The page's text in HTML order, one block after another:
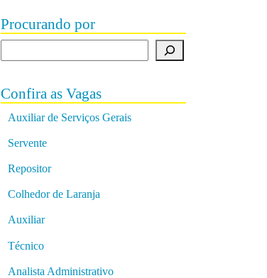
Procurando por
Confira as Vagas
Auxiliar de Serviços Gerais
Servente
Repositor
Colhedor de Laranja
Auxiliar
Técnico
Analista Administrativo